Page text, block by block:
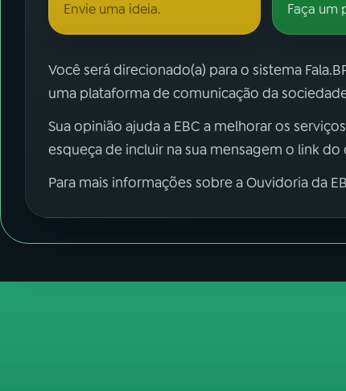
Envie uma ideia. Faça um
Você será direcionado(a) para o sistema
uma plataforma de comunicação da
Sua opinião ajuda a EBC a melhorar os
esqueça de incluir na sua mensagem o link
Para mais informações sobre a Ouvidoria da